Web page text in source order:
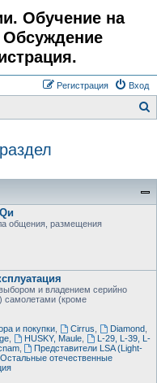
Обучение на
Вход
Регистрация
общения, размещения
и владением серийно
(кроме
и покупки, Cirrus Diamond,
, HUSKY, Maule,
L-29, L-39, L-
,
Представители LSA (Light-
Остальные отечественные